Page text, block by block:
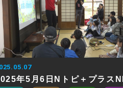
年5月6日Nトピ＋プラス